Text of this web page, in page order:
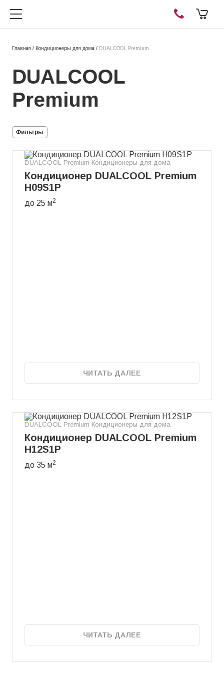
Главная / Кондиционеры для дома / DUALCOOL Premium
DUALCOOL
Premium
Фильтры
DUALCOOL Premium Кондиционеры для дома
Кондиционер DUALCOOL Premium
H09S1P
до 25 м2
ЧИТАТЬ ДАЛЕЕ
DUALCOOL Premium Кондиционеры для дома
Кондиционер DUALCOOL Premium
H12S1P
до 35 м2
ЧИТАТЬ ДАЛЕЕ